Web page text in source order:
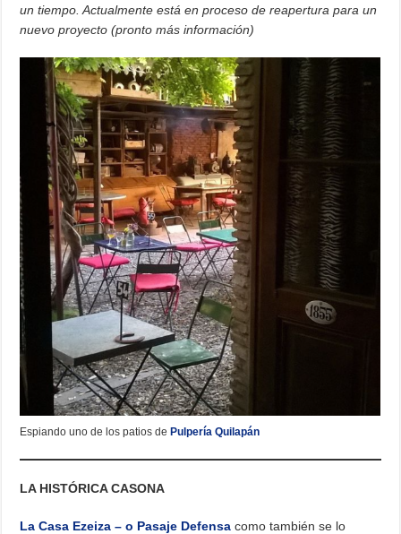
un tiempo. Actualmente está en proceso de reapertura para un
nuevo proyecto (pronto más información)
Espiando uno de los patios de Pulpería Quilapán
LA HISTÓRICA CASONA
La Casa Ezeiza – o Pasaje Defensa como también se lo